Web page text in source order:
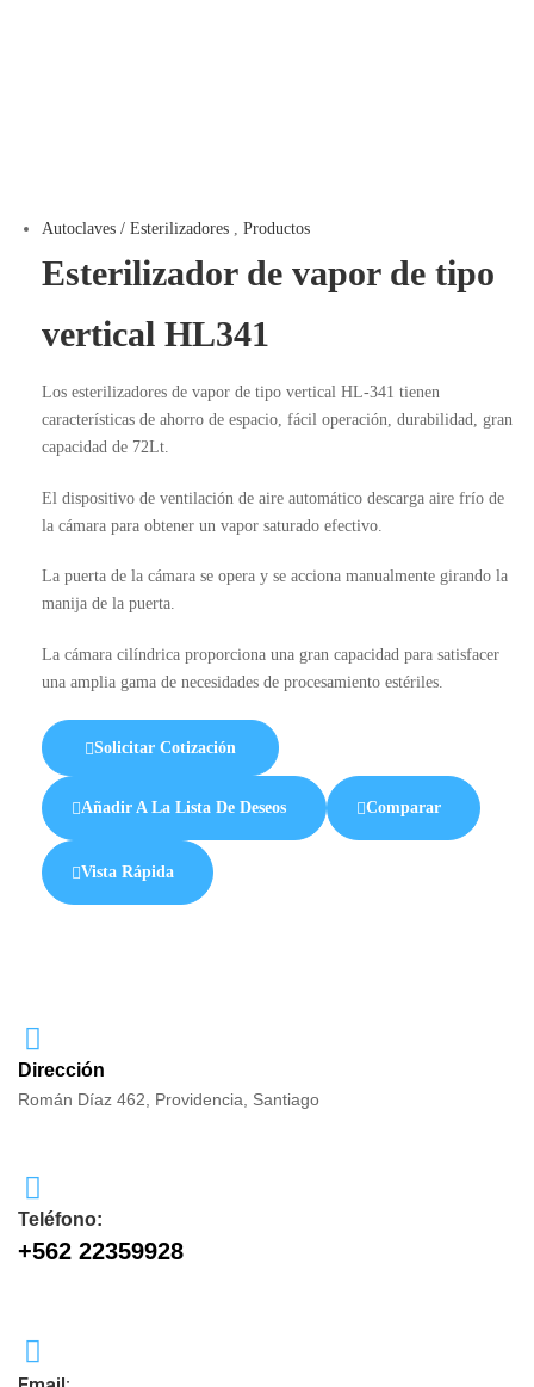
Autoclaves / Esterilizadores, Productos
Esterilizador de vapor de tipo
vertical HL341
Los esterilizadores de vapor de tipo vertical HL-341 tienen
características de ahorro de espacio, fácil operación, durabilidad, gran
capacidad de 72Lt.
El dispositivo de ventilación de aire automático descarga aire frío de
la cámara para obtener un vapor saturado efectivo.
La puerta de la cámara se opera y se acciona manualmente girando la
manija de la puerta.
La cámara cilíndrica proporciona una gran capacidad para satisfacer
una amplia gama de necesidades de procesamiento estériles.
Solicitar Cotización
Añadir A La Lista De Deseos Comparar
Vista Rápida
Dirección
Román Díaz 462, Providencia, Santiago
Teléfono:
+562 22359928